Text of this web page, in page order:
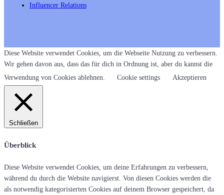
Influencer Relations
Diese Website verwendet Cookies, um die Webseite Nutzung zu verbessern.
Wir gehen davon aus, dass das für dich in Ordnung ist, aber du kannst die
Verwendung von Cookies ablehnen.
Cookie settings Akzeptieren
Schließen
Überblick
Diese Website verwendet Cookies, um deine Erfahrungen zu verbessern,
während du durch die Website navigierst. Von diesen Cookies werden die
als notwendig kategorisierten Cookies auf deinem Browser gespeichert, da